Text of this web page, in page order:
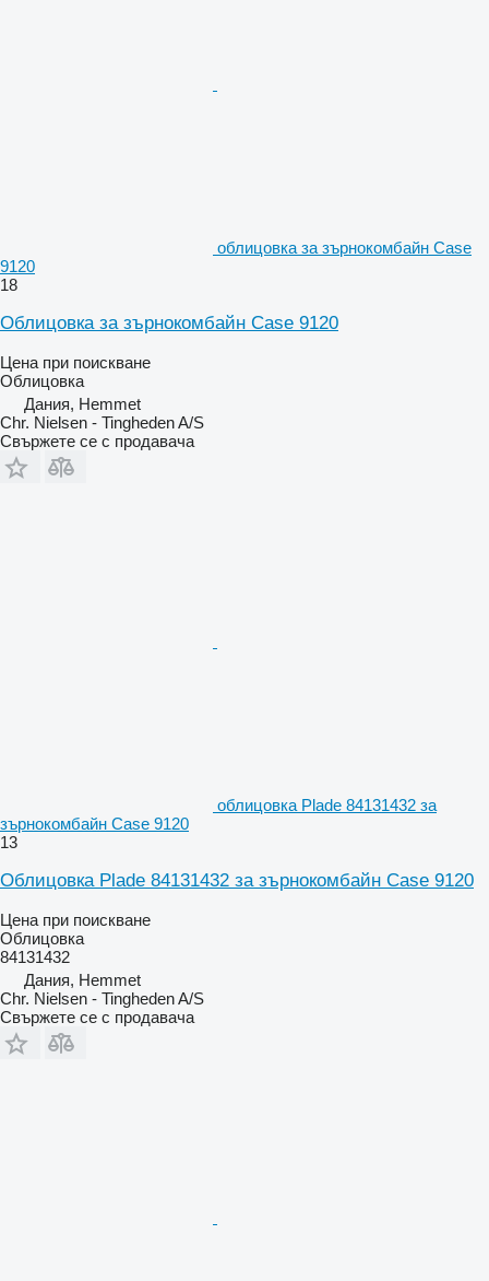
облицовка за зърнокомбайн Case
9120
18
Облицовка за зърнокомбайн Case 9120
Цена при поискване
Облицовка
Дания, Hemmet
Chr. Nielsen - Tingheden A/S
Свържете се с продавача
облицовка Plade 84131432 за
зърнокомбайн Case 9120
13
Облицовка Plade 84131432 за зърнокомбайн Case 9120
Цена при поискване
Облицовка
84131432
Дания, Hemmet
Chr. Nielsen - Tingheden A/S
Свържете се с продавача